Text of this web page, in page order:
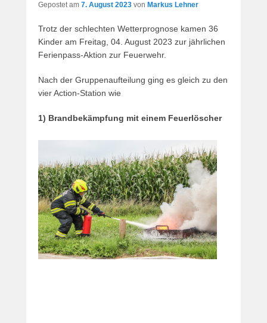
Gepostet am 7. August 2023 von Markus Lehner
Trotz der schlechten Wetterprognose kamen 36
Kinder am Freitag, 04. August 2023 zur jährlichen
Ferienpass-Aktion zur Feuerwehr.
Nach der Gruppenaufteilung ging es gleich zu den
vier Action-Station wie
1) Brandbekämpfung mit einem Feuerlöscher